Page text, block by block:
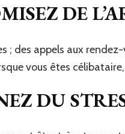
DE
; des appels aux
vous êtes
DU